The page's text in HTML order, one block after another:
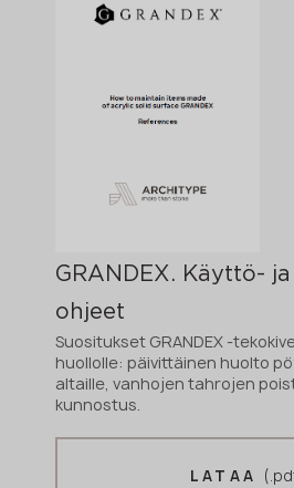
GRANDEX. Käyttö-
ohjeet
Suositukset GRANDEX -
huollolle: päivittäinen huolto
altaille, vanhojen tahrojen
kunnostus.
LATAA